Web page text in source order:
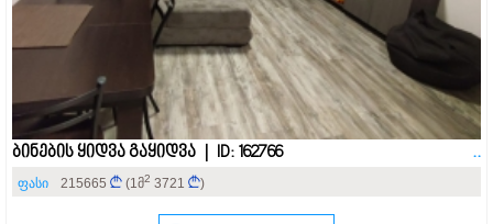
ბინების ყიდვა გაყიდვა | ID: 162766 ..
ფასი 215665 (1მ2 3721 )